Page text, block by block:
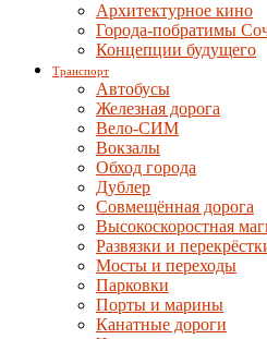
Архитектурное кино
Города-побратимы
Концепции будущего
Транспорт
Автобусы
Железная дорога
Вело-СИМ
Вокзалы
Обход города
Дублер
Совмещённая дорога
Высокоскоростная
Развязки и
Мосты и переходы
Парковки
Порты и марины
Канатные дороги